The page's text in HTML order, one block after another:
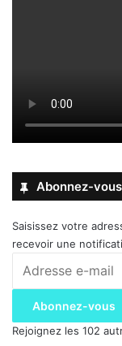
Abonnez-
Saisissez votre
recevoir une
Abonnez-vous
Rejoignez les 102